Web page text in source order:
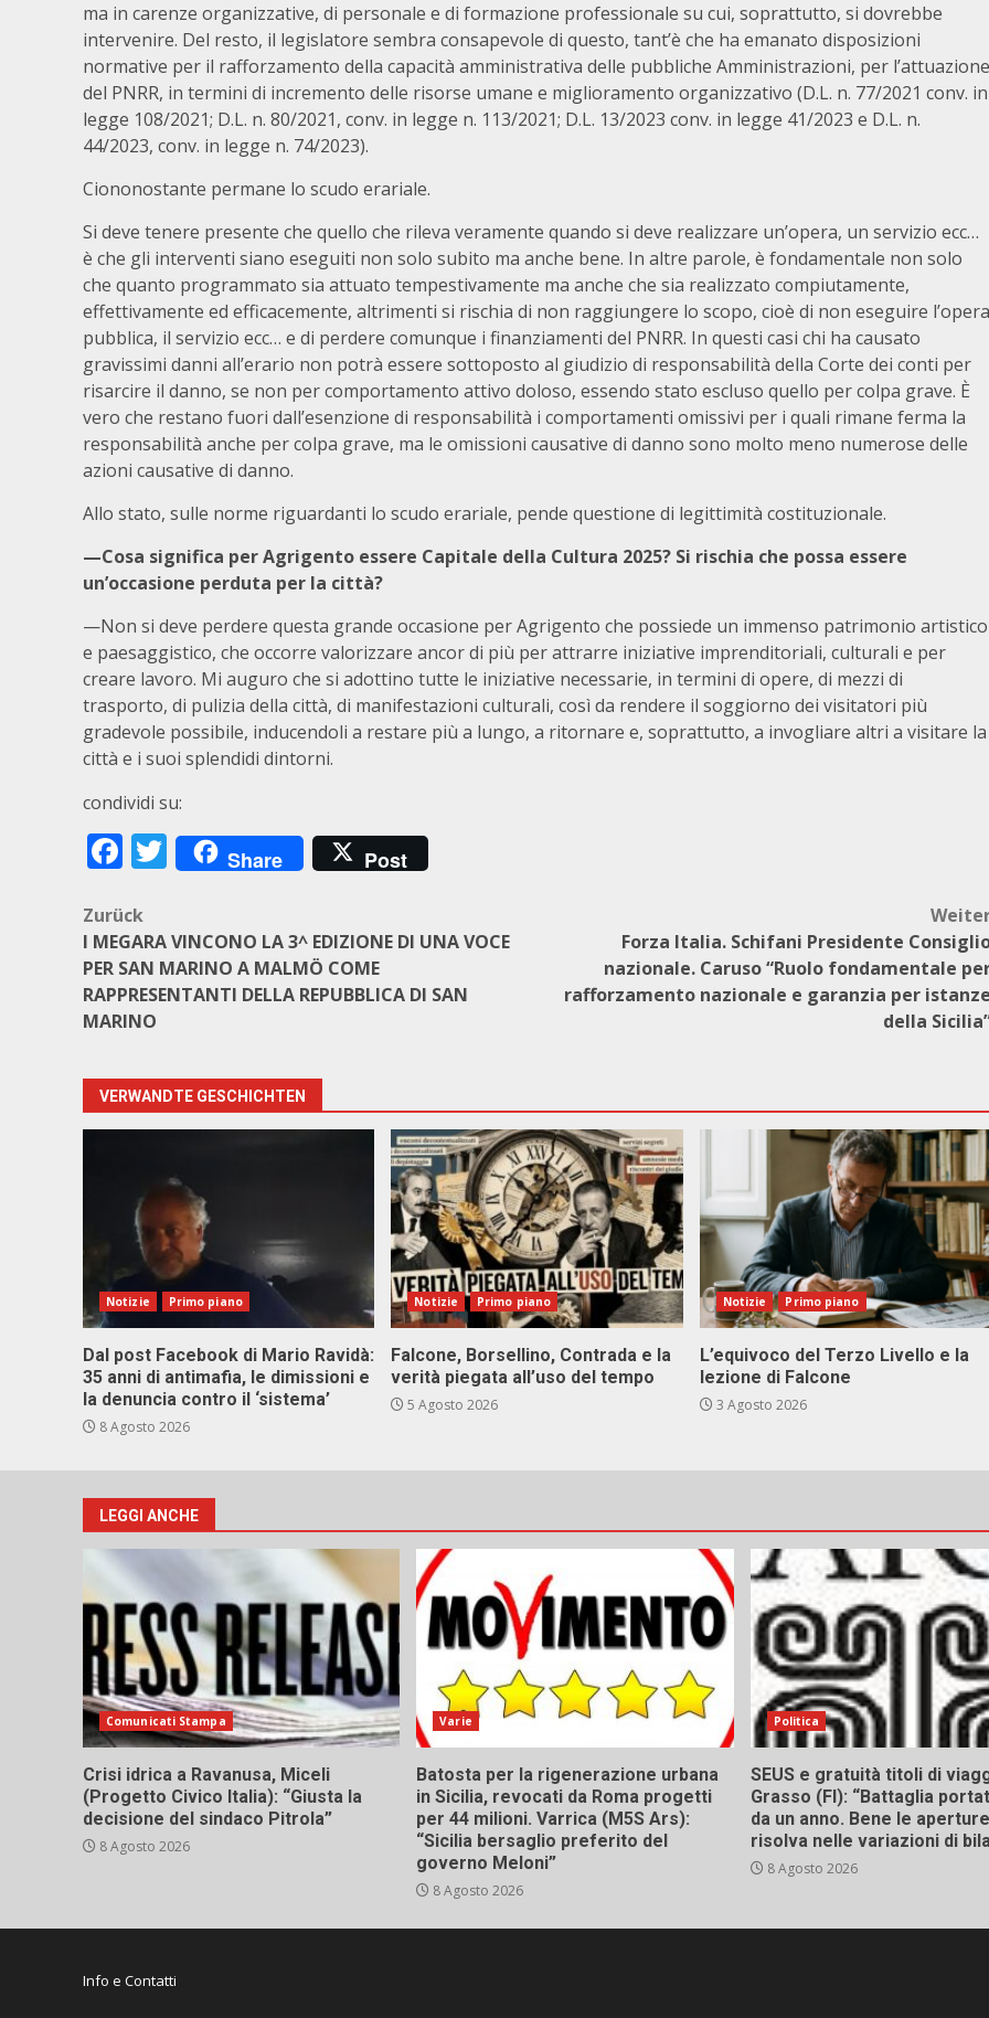
ma in carenze organizzative, di personale e di formazione professionale su cui, soprattutto, si dovrebbe
intervenire. Del resto, il legislatore sembra consapevole di questo, tant’è che ha emanato disposizioni
normative per il rafforzamento della capacità amministrativa delle pubbliche Amministrazioni, per l’attuazione
del PNRR, in termini di incremento delle risorse umane e miglioramento organizzativo (D.L. n. 77/2021 conv. in
legge 108/2021; D.L. n. 80/2021, conv. in legge n. 113/2021; D.L. 13/2023 conv. in legge 41/2023 e D.L. n.
44/2023, conv. in legge n. 74/2023).
Ciononostante permane lo scudo erariale.
Si deve tenere presente che quello che rileva veramente quando si deve realizzare un’opera, un servizio ecc…
è che gli interventi siano eseguiti non solo subito ma anche bene. In altre parole, è fondamentale non solo
che quanto programmato sia attuato tempestivamente ma anche che sia realizzato compiutamente,
effettivamente ed efficacemente, altrimenti si rischia di non raggiungere lo scopo, cioè di non eseguire l’opera
pubblica, il servizio ecc… e di perdere comunque i finanziamenti del PNRR. In questi casi chi ha causato
gravissimi danni all’erario non potrà essere sottoposto al giudizio di responsabilità della Corte dei conti per
risarcire il danno, se non per comportamento attivo doloso, essendo stato escluso quello per colpa grave. È
vero che restano fuori dall’esenzione di responsabilità i comportamenti omissivi per i quali rimane ferma la
responsabilità anche per colpa grave, ma le omissioni causative di danno sono molto meno numerose delle
azioni causative di danno.
Allo stato, sulle norme riguardanti lo scudo erariale, pende questione di legittimità costituzionale.
—Cosa significa per Agrigento essere Capitale della Cultura 2025? Si rischia che possa essere
un’occasione perduta per la città?
—Non si deve perdere questa grande occasione per Agrigento che possiede un immenso patrimonio artistico
e paesaggistico, che occorre valorizzare ancor di più per attrarre iniziative imprenditoriali, culturali e per
creare lavoro. Mi auguro che si adottino tutte le iniziative necessarie, in termini di opere, di mezzi di
trasporto, di pulizia della città, di manifestazioni culturali, così da rendere il soggiorno dei visitatori più
gradevole possibile, inducendoli a restare più a lungo, a ritornare e, soprattutto, a invogliare altri a visitare la
città e i suoi splendidi dintorni.
condividi su:
Facebook
Twitter
Share Post
Beitragsnavigation
Zurück
I MEGARA VINCONO LA 3^ EDIZIONE DI UNA VOCE
PER SAN MARINO A MALMÖ COME
RAPPRESENTANTI DELLA REPUBBLICA DI SAN
MARINO
Forza Italia. Schifani Presidente
nazionale. Caruso “Ruolo fondamentale
rafforzamento nazionale e garanzia per
della
VERWANDTE GESCHICHTEN
Notizie Primo piano
Dal post Facebook di Mario Ravidà:
35 anni di antimafia, le dimissioni e
la denuncia contro il ‘sistema’
8 Agosto 2026
Notizie Primo piano
Falcone, Borsellino, Contrada e la
verità piegata all’uso del tempo
5 Agosto 2026
Notizie Primo piano
L’equivoco del Terzo Livello e la
lezione di Falcone
3 Agosto 2026
LEGGI ANCHE
Comunicati Stampa
Crisi idrica a Ravanusa, Miceli
(Progetto Civico Italia): “Giusta la
decisione del sindaco Pitrola”
8 Agosto 2026
Varie
Batosta per la rigenerazione urbana
in Sicilia, revocati da Roma progetti
per 44 milioni. Varrica (M5S Ars):
“Sicilia bersaglio preferito del
governo Meloni”
8 Agosto 2026
Politica
SEUS e gratuità titoli di
Grasso (FI): “Battaglia
da un anno. Bene le
risolva nelle variazioni di
8 Agosto 2026
Info e Contatti